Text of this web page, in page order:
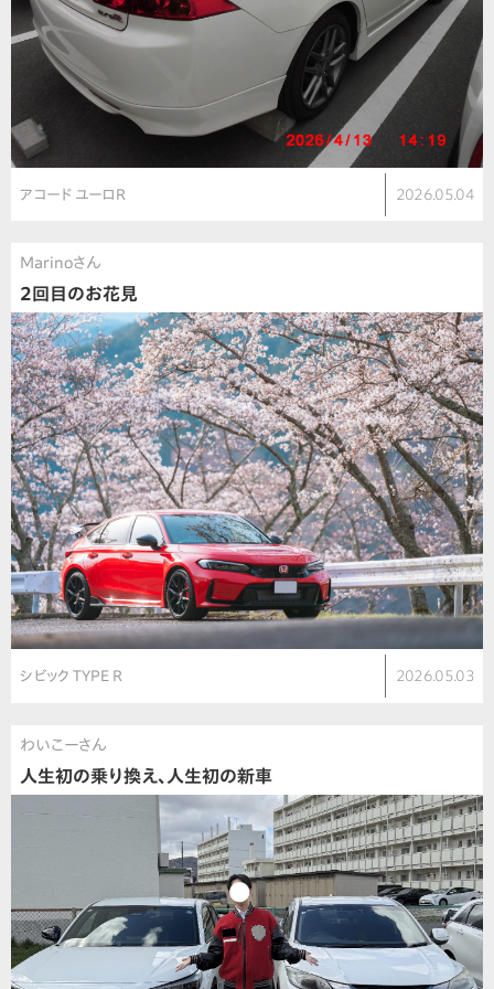
アコード ユーロR 2026.05.04
Marinoさん
2回目のお花見
シビック TYPE R 2026.05.03
わいこーさん
人生初の乗り換え、人生初の新車